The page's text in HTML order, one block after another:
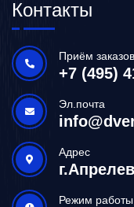
Контакты
Приём заказов
+7 (495)
Эл.почта
Адрес
Режим работы